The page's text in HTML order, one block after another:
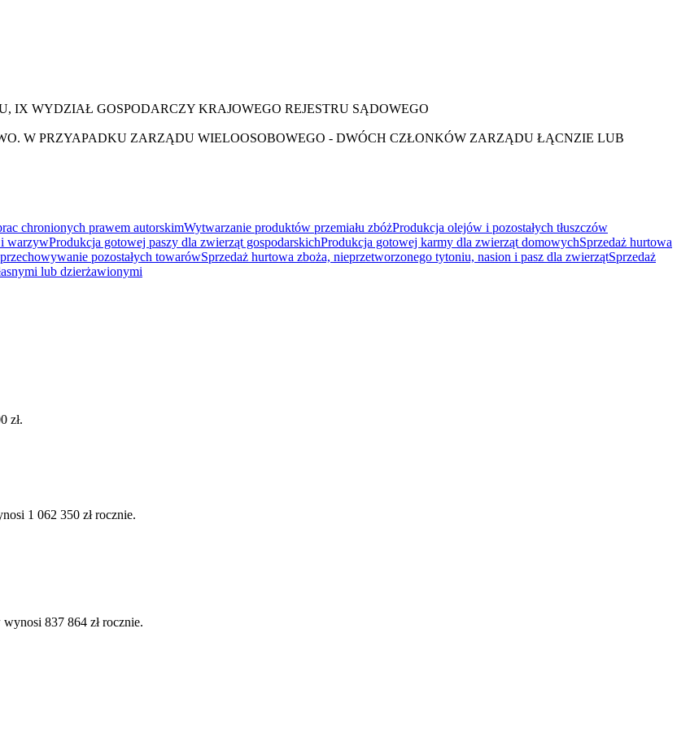
IX WYDZIAŁ GOSPODARCZY KRAJOWEGO REJESTRU SĄDOWEGO
W PRZYAPADKU ZARZĄDU WIELOOSOBOWEGO - DWÓCH CZŁONKÓW ZARZĄDU ŁĄCNZIE LUB
chronionych prawem autorskimWytwarzanie produktów przemiału zbóżProdukcja olejów i pozostałych tłuszczów
i warzywProdukcja gotowej paszy dla zwierząt gospodarskichProdukcja gotowej karmy dla zwierząt domowychSprzedaż hurtowa
pozostałych towarówSprzedaż hurtowa zboża, nieprzetworzonego tytoniu, nasion i pasz dla zwierzątSprzedaż
lub dzierżawionymi
zł.
1 062 350 zł rocznie.
837 864 zł rocznie.